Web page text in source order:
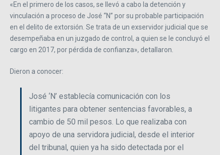
«En el primero de los casos, se llevó a cabo la detención y
vinculación a proceso de José “N” por su probable participación
en el delito de extorsión. Se trata de un exservidor judicial que se
desempeñaba en un juzgado de control, a quien se le concluyó el
cargo en 2017, por pérdida de confianza», detallaron.
Dieron a conocer:
José ‘N’ establecía comunicación con los
litigantes para obtener sentencias favorables, a
cambio de 50 mil pesos. Lo que realizaba con
apoyo de una servidora judicial, desde el interior
del tribunal, quien ya ha sido detectada por el